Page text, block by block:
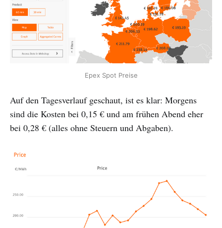
Epex Spot Preise
Auf den Tagesverlauf geschaut, ist es klar: Morgens
sind die Kosten bei 0,15 € und am frühen Abend eher
bei 0,28 € (alles ohne Steuern und Abgaben).